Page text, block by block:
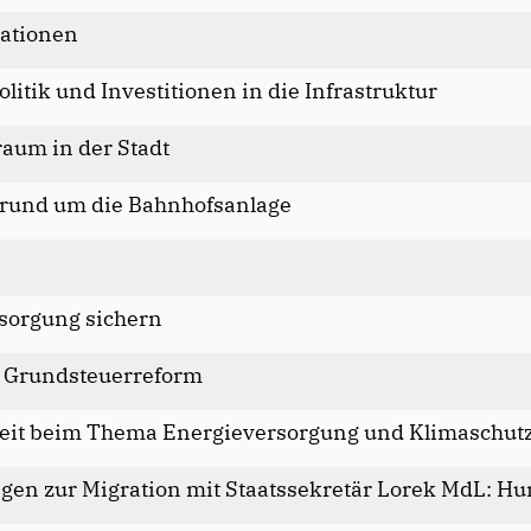
und Investitionen in die Infrastruktur
in der Stadt
um die Bahnhofsanlage
sichern
beim Thema Energieversorgung und
zur Migration mit Staatssekretär Lorek MdL: